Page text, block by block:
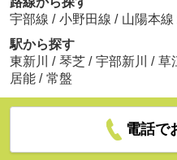
宇部線 / 小野田線 / 山陽本線
駅から探す
東新川
/ 琴芝 / 宇部新川 / 草
居能 / 常盤
電話で